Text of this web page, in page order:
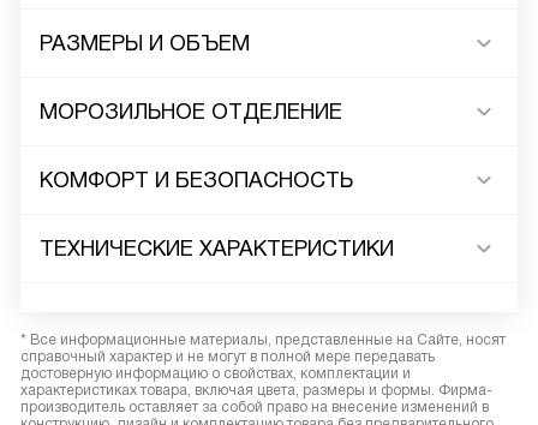
РАЗМЕРЫ И ОБЪЕМ
МОРОЗИЛЬНОЕ ОТДЕЛЕНИЕ
КОМФОРТ И БЕЗОПАСНОСТЬ
ТЕХНИЧЕСКИЕ ХАРАКТЕРИСТИКИ
* Все информационные материалы, представленные на Сайте, носят
справочный характер и не могут в полной мере передавать
достоверную информацию о свойствах, комплектации и
характеристиках товара, включая цвета, размеры и формы. Фирма-
производитель оставляет за собой право на внесение изменений в